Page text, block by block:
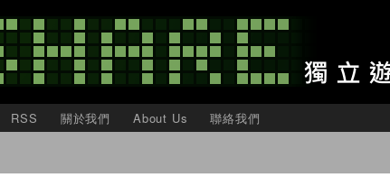
至
主
容
RSS 關於我們 About Us 聯絡我們